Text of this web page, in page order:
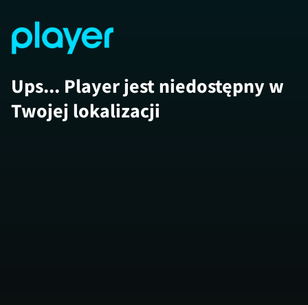
Ups... Player jest niedostępny w
Twojej lokalizacji